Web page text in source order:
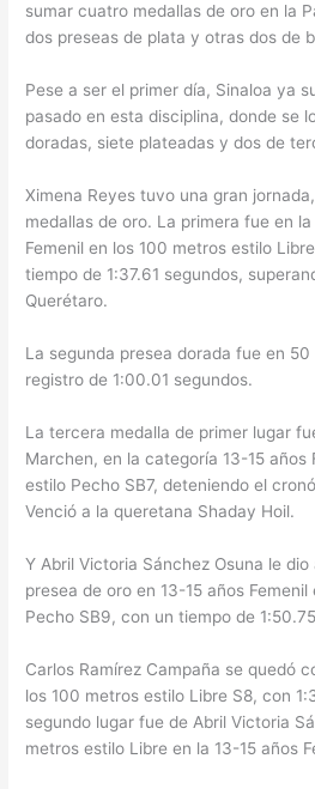
sumar cuatro medallas de oro en la
dos preseas de plata y otras dos de
Pese a ser el primer día, Sinaloa ya
pasado en esta disciplina, donde se
doradas, siete plateadas y dos de
Ximena Reyes tuvo una gran
medallas de oro. La primera fue en
Femenil en los 100 metros estilo
tiempo de 1:37.61 segundos,
Querétaro.
La segunda presea dorada fue en
registro de 1:00.01 segundos.
La tercera medalla de primer lugar
Marchen, en la categoría 13-15 años
estilo Pecho SB7, deteniendo el
Venció a la queretana Shaday Hoil.
Y Abril Victoria Sánchez Osuna le
presea de oro en 13-15 años
Pecho SB9, con un tiempo de
Carlos Ramírez Campaña se quedó
los 100 metros estilo Libre S8, con
segundo lugar fue de Abril Victoria
metros estilo Libre en la 13-15 años